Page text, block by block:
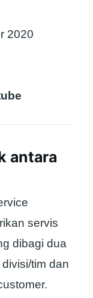
2020
antara
servis
dibagi dua
tim dan